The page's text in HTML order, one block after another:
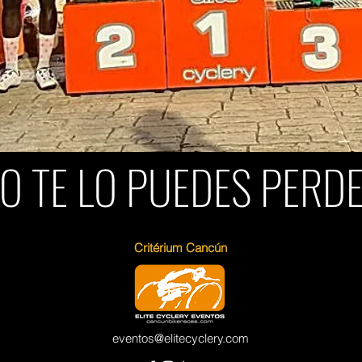
TE LO PUEDES
Critérium Cancún
eventos@elitecyclery.com